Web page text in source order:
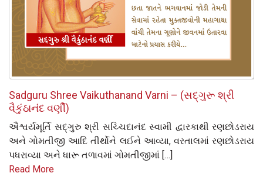
Sadguru Shree Vaikuthanand Varni – (સદ્‌ગુરૂ શ્રી
વૈકુંઠાનંદ વર્ણી)
ઐશ્વર્યમૂર્તિ સદ્‌ગુરુ શ્રી સચ્ચિદાનંદ સ્વામી દ્વારકાથી રણછોડરાય
અને ગોમતીજી આદિ તીર્થોને લઈને આવ્યા, વરતાલમાં રણછોડરાય
પધરાવ્યા અને ધારૂ તળાવમાં ગોમતીજીમાં […]
Read More